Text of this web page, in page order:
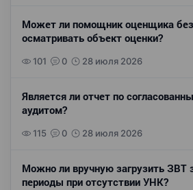
Может ли помощник оценщика
осматривать объект оценки?
101 0 28 июля 2026
Является ли отчет по
аудитом?
115 0 28 июля 2026
Можно ли вручную загрузить ЗВТ
периоды при отсутствии УНК?